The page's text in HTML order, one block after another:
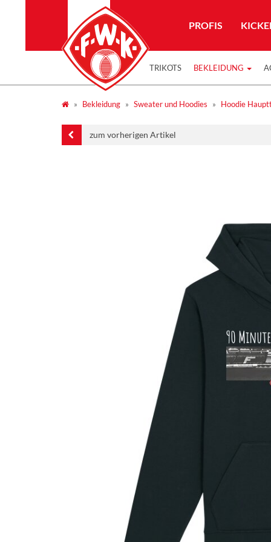
PROFIS
TRIKOTS BEKLEIDUNG
Bekleidung Sweater und Hoodies Hoodie
zum vorherigen Artikel